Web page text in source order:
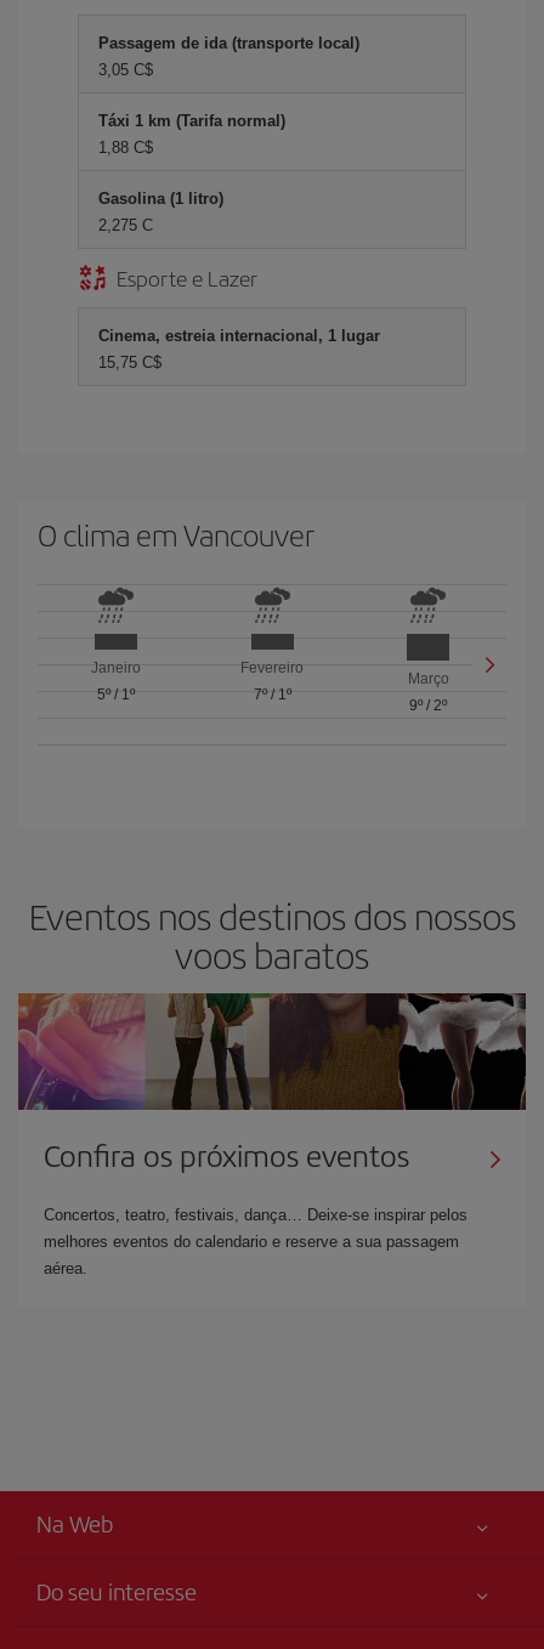
Passagem de ida (transporte local)
3,05 C$
Táxi 1 km (Tarifa normal)
1,88 C$
Gasolina (1 litro)
2,275 C
Esporte e Lazer
Cinema, estreia internacional, 1 lugar
15,75 C$
O clima em Vancouver
Janeiro
5º/ 1º
Fevereiro
7º/ 1º
Março
9º /2º
Eventos nos destinos dos nossos
voos baratos
Confira os próximos eventos
Concertos, teatro, festivais, dança… Deixe-se inspirar pelos
melhores eventos do calendario e reserve a sua passagem
aérea.
Na Web
Do seu interesse